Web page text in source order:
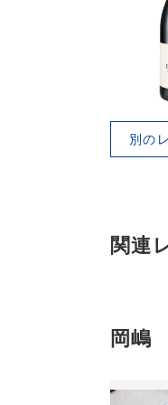
別の
関連
岡嶋